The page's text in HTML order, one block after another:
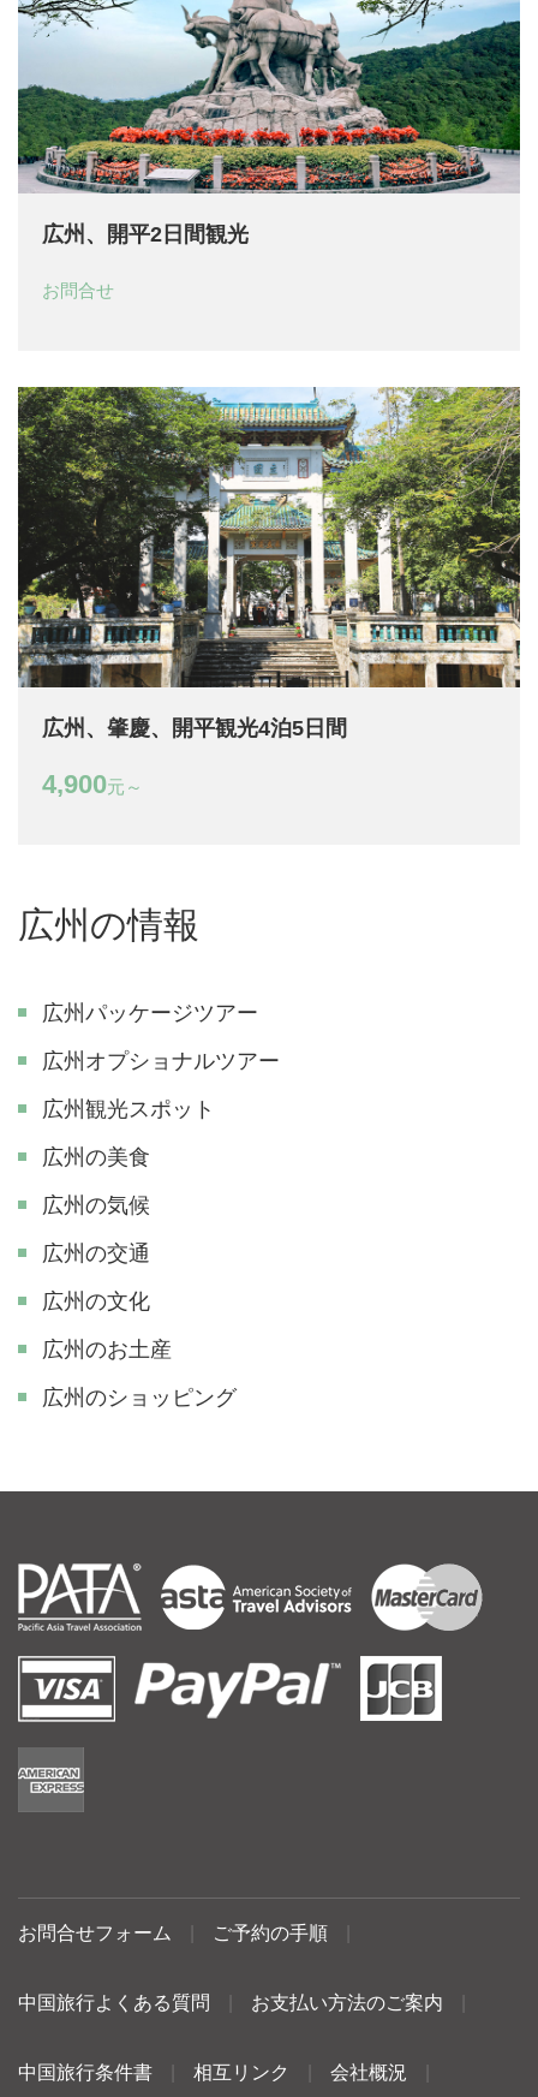
広州、開平2日間観光
お問合せ
広州、肇慶、開平観光4泊5日間
4,900元～
広州の情報
広州パッケージツアー
広州オプショナルツアー
広州観光スポット
広州の美食
広州の気候
広州の交通
広州の文化
広州のお土産
広州のショッピング
お問合せフォーム ご予約の手順
中国旅行よくある質問 お支払い方法のご案内
中国旅行条件書 相互リンク 会社概況